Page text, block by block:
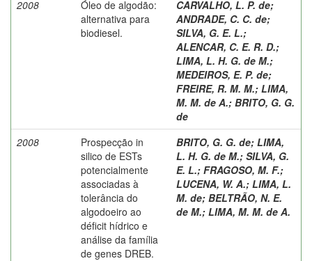
2008
Óleo de algodão:
alternativa para
biodiesel.
CARVALHO, L. P. de;
ANDRADE, C. C. de;
SILVA, G. E. L.;
ALENCAR, C. E. R. D.;
LIMA, L. H. G. de M.;
MEDEIROS, E. P. de;
FREIRE, R. M. M.; LIMA,
M. M. de A.; BRITO, G. G.
de
2008
Prospecção in
silico de ESTs
potencialmente
associadas à
tolerância do
algodoeiro ao
déficit hídrico e
análise da família
de genes DREB.
BRITO, G. G. de; LIMA,
L. H. G. de M.; SILVA, G.
E. L.; FRAGOSO, M. F.;
LUCENA, W. A.; LIMA, L.
M. de; BELTRÃO, N. E.
de M.; LIMA, M. M. de A.